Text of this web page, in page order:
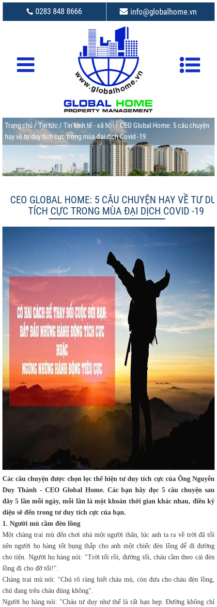
0283 848 8666 info@globalhome.vn
Trang chủ/Tin tức/ Tin kinh tế - xã hội/ CEO Global Home: 5 câu chuyện
hay về tư duy tích cực trong mùa đại dịch Covid -19
CEO GLOBAL HOME: 5 CÂU CHUYỆN HAY VỀ TƯ
TÍCH CỰC TRONG MÙA ĐẠI DỊCH COVID -19
Các câu chuyện được chọn lọc thể hiện tư duy tích cực của Ông Nguyễn
Duy Thành - CEO Global Home. Các bạn hãy đọc 5 câu chuyện sau
đây 5 lần mỗi ngày, mỗi lần là một khoản thời gian khác nhau, điều kỳ
diệu sẽ đến trong tư duy tích cực của bạn.
1. Người mù cầm đèn lồng
Một chàng trai mù đến chơi nhà một người thân, lúc anh ta ra về trời đã tối
nên người họ hàng tốt bụng thắp cho anh một chiếc đèn lồng để đi đường
cho tiện. Người họ hàng nói: "Trời tối rồi, đường tối, cháu cầm theo cái đèn
lồng đi cho đỡ tối!".
Chàng trai mù nói: "Chú rõ ràng biết cháu mù, còn đưa cho cháu đèn lồng,
chú đang trêu cháu đúng không".
Người họ hàng nói: "Cháu tư duy như thế là rất hạn hẹp. Đường không chỉ